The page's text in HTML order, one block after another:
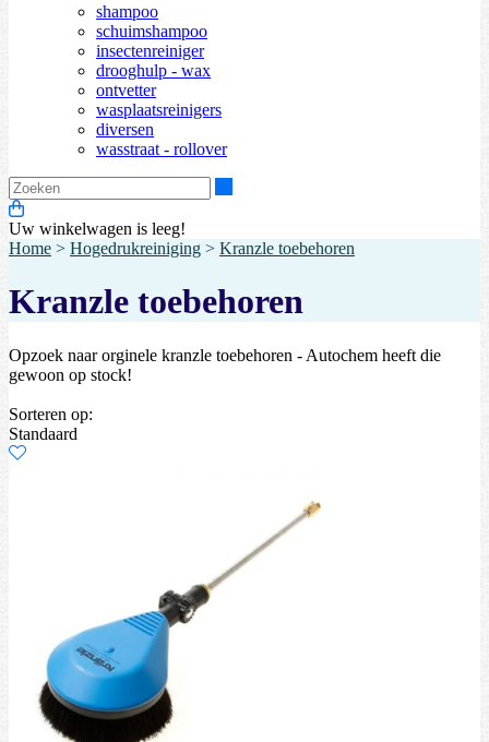
shampoo
schuimshampoo
insectenreiniger
drooghulp - wax
ontvetter
wasplaatsreinigers
diversen
wasstraat - rollover
Uw winkelwagen is leeg!
Home > Hogedrukreiniging > Kranzle toebehoren
Kranzle toebehoren
Opzoek naar orginele kranzle toebehoren - Autochem heeft die
gewoon op stock!
Sorteren op:
Standaard